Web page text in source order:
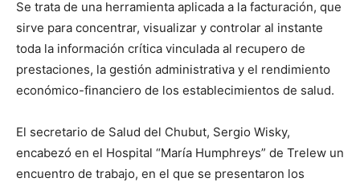
Se trata de una herramienta aplicada a la facturación, que
sirve para concentrar, visualizar y controlar al instante
toda la información crítica vinculada al recupero de
prestaciones, la gestión administrativa y el rendimiento
económico-financiero de los establecimientos de salud.
El secretario de Salud del Chubut, Sergio Wisky,
encabezó en el Hospital “María Humphreys” de Trelew un
encuentro de trabajo, en el que se presentaron los